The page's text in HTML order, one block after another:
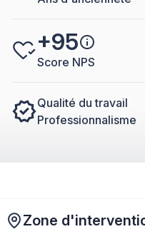
+95
Score NPS
Qualité du travail
Professionnalisme
Zone